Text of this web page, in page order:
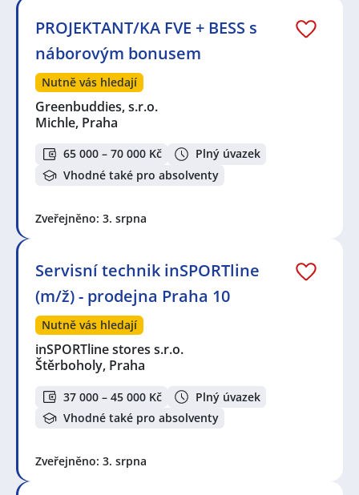
PROJEKTANT/KA FVE + BESS s
náborovým bonusem
Nutně vás hledají
Greenbuddies, s.r.o.
Michle, Praha
65 000 – 70 000 Kč
Plný úvazek
Vhodné také pro absolventy
Zveřejněno: 3. srpna
Servisní technik inSPORTline
(m/ž) - prodejna Praha 10
Nutně vás hledají
inSPORTline stores s.r.o.
Štěrboholy, Praha
37 000 – 45 000 Kč
Plný úvazek
Vhodné také pro absolventy
Zveřejněno: 3. srpna